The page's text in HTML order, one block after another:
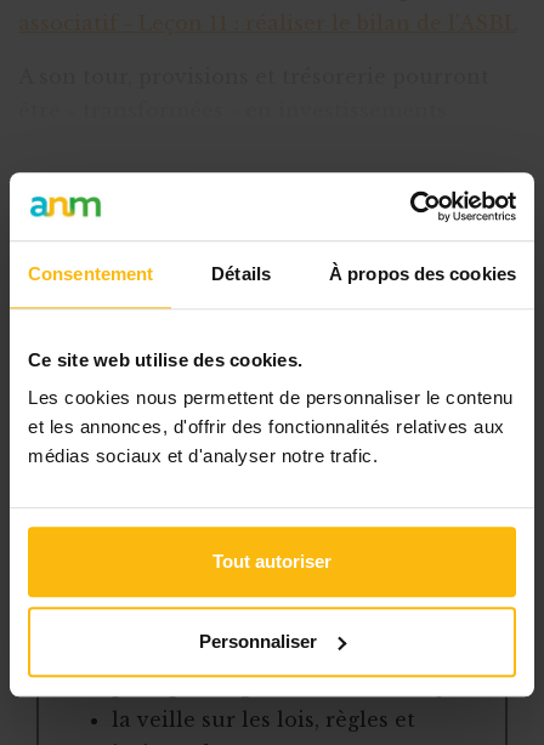
Consentement Détails À propos des cookies
Ce site web utilise des cookies.
Les cookies nous permettent de personnaliser le contenu
et les annonces, d'offrir des fonctionnalités relatives aux
médias sociaux et d'analyser notre trafic.
Tout autoriser
Personnaliser
pallier à la sous-capit
Cet article est réservé aux
un accès complet à des ressources
pratiques et à une expertise actualisée
pour gérer efficacement votre ASBL.
bénéficiez de :
contenus du site
des articles, dossiers et conseils
pratiques régulièrement mis à jour
la veille sur les lois, règles et